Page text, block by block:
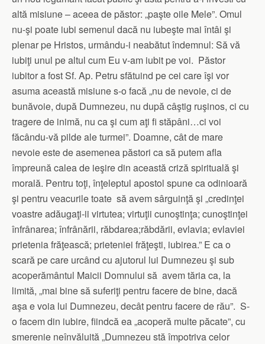
altă misiune – aceea de păstor: „paşte oile Mele”. Omul
nu-şi poate iubi semenul dacă nu iubeşte mai întâi şi
plenar pe Hristos, urmându-i neabătut îndemnul: Să vă
iubiţi unul pe altul cum Eu v-am iubit pe voi. Păstor
iubitor a fost Sf. Ap. Petru sfătuind pe cei care îşi vor
asuma această misiune s-o facă „nu de nevoie, ci de
bunăvoie, după Dumnezeu, nu după câştig ruşinos, ci cu
tragere de inimă, nu ca şi cum aţi fi stăpâni…ci voi
făcându-vă pilde ale turmei”. Doamne, cât de mare
nevoie este de asemenea păstori ca să putem afla
împreună calea de ieşire din această criză spirituală şi
morală. Pentru toţi, înţeleptul apostol spune ca odinioară
şi pentru veacurile toate să avem sârguinţă şi „credinţei
voastre adăugaţi-ii virtutea; virtuţii cunoştinţa; cunoştinţei
înfrânarea; înfrânării, răbdarea;răbdării, evlavia; evlaviei
prietenia frăţească; prieteniei frăţeşti, iubirea.” E ca o
scară pe care urcând cu ajutorul lui Dumnezeu şi sub
acoperământul Maicii Domnului să avem tăria ca, la
limită, „mai bine să suferiţi pentru facere de bine, dacă
aşa e voia lui Dumnezeu, decât pentru facere de rău”. S-
o facem din iubire, fiindcă ea „acoperă multe păcate”, cu
smerenie neînvăluită „Dumnezeu stă împotriva celor